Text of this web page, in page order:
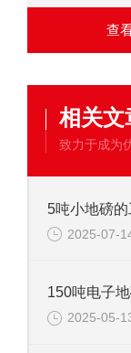
查
相关文
致力于成为
5吨小地磅
2025-07-
150吨电子
2025-05-